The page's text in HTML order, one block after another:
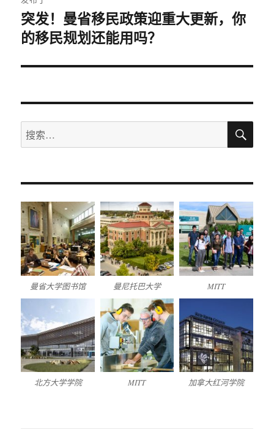
章
导
航
突发！曼省移民政策迎重大更新，你
的移民规划还能用吗？
搜
索：
搜
曼省大学图书馆 曼尼托巴大学 MITT
北方大学学院 MITT 加拿大红河学院